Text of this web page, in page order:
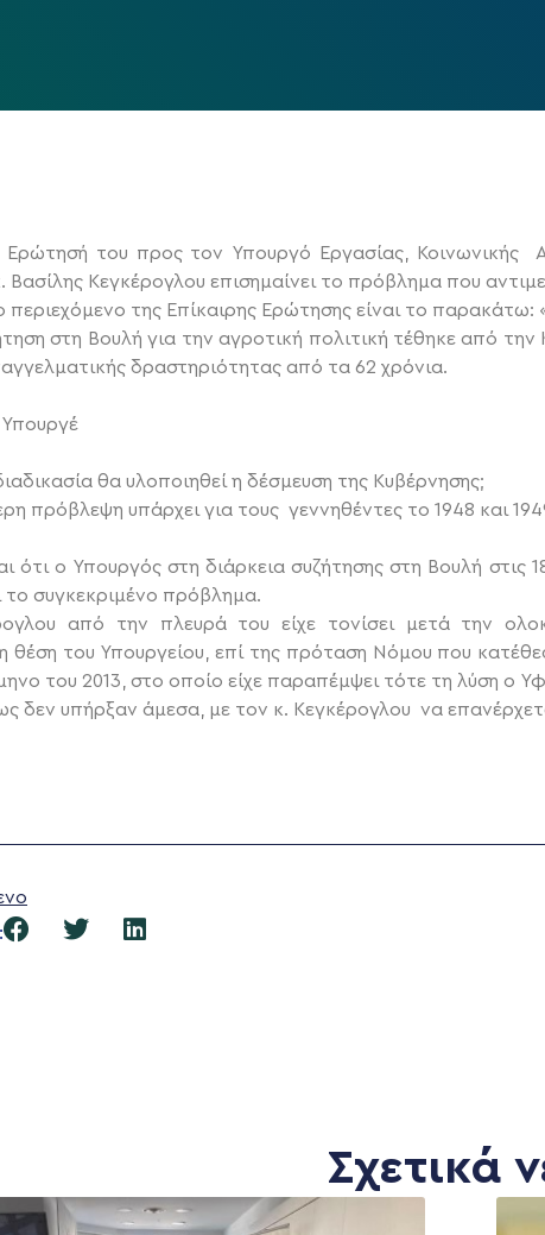
Ερώτησή του προς τον Υπουργό Εργασίας,
Βασίλης Κεγκέρογλου επισημαίνει το πρόβλημα που
περιεχόμενο της Επίκαιρης Ερώτησης είναι το παρακάτω:
στη Βουλή για την αγροτική πολιτική τέθηκε από
δραστηριότητας από τα 62 χρόνια.
θα υλοποιηθεί η δέσμευση της Κυβέρνησης;
πρόβλεψη υπάρχει για τους γεννηθέντες το 1948 και
ότι ο Υπουργός στη διάρκεια συζήτησης στη Βουλή
το συγκεκριμένο πρόβλημα.
από την πλευρά του είχε τονίσει μετά την
θέση του Υπουργείου, επί της πρόταση Νόμου που
του 2013, στο οποίο είχε παραπέμψει τότε τη λύση ο
δεν υπήρξαν άμεσα, με τον κ. Κεγκέρογλου να
Σχετικά